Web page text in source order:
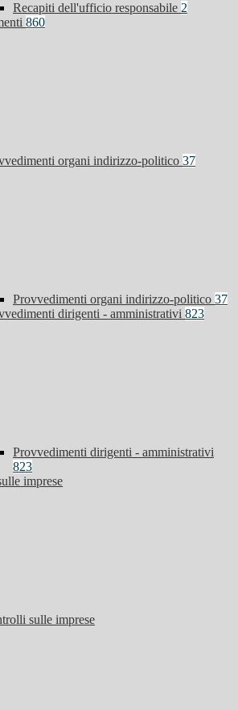
Recapiti dell'ufficio responsabile 2
860
organi indirizzo-politico 37
Provvedimenti organi indirizzo-politico 37
dirigenti - amministrativi 823
Provvedimenti dirigenti - amministrativi
823
imprese
sulle imprese